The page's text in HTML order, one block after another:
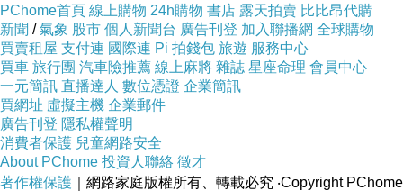
PChome首頁 線上購物 24h購物 書店 露天拍賣 比比昂代購
新聞 /氣象 股市 個人新聞台 廣告刊登 加入聯播網 全球購物
買賣租屋 支付連 國際連 Pi 拍錢包 旅遊 服務中心
買車 旅行團 汽車險推薦 線上麻將 雜誌 星座命理 會員中心
一元簡訊 直播達人 數位憑證 企業簡訊
買網址 虛擬主機 企業郵件
廣告刊登 隱私權聲明
消費者保護 兒童網路安全
About PChome 投資人聯絡 徵才
著作權保護 ｜網路家庭版權所有、轉載必究 ‧Copyright PChome